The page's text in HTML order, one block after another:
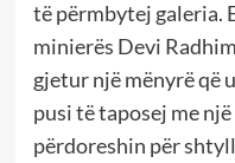
të përmbytej galeria.
minierës Devi
gjetur një mënyrë që
pusi të taposej me
përdoreshin për